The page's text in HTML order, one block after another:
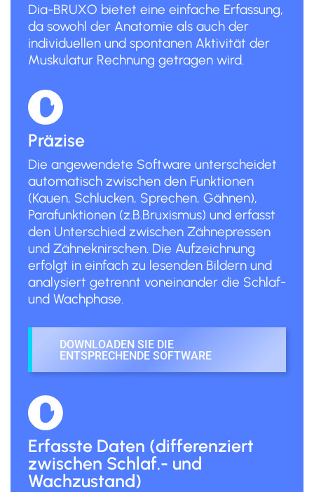
Dia-BRUXO bietet eine einfache Erfassung,
da sowohl der Anatomie als auch der
individuellen und spontanen Aktivität der
Muskulatur Rechnung getragen wird.
Präzise
Die angewendete Software unterscheidet
automatisch zwischen den Funktionen
(Kauen, Schlucken, Sprechen, Gähnen),
Parafunktionen (z.B.Bruxismus) und erfasst
den Unterschied zwischen Zähnepressen
und Zähneknirschen. Die Aufzeichnung
erfolgt in einfach zu lesenden Bildern und
analysiert getrennt voneinander die Schlaf-
und Wachphase.
DOWNLOADEN SIE DIE
ENTSPRECHENDE SOFTWARE
Erfasste Daten (differenziert
zwischen Schlaf.- und
Wachzustand)